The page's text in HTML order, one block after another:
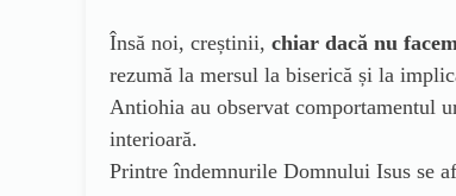
Însă noi, creștinii, chiar dacă nu
rezumă la mersul la biserică și la
Antiohia au observat comportamentul
interioară.
Printre îndemnurile Domnului Isus se